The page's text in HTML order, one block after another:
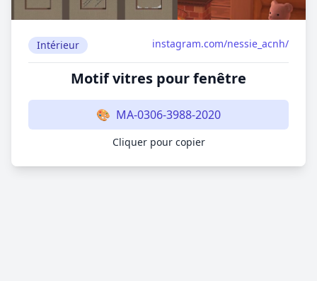
Intérieur instagram.com/nessie_acnh/
Motif vitres pour fenêtre
🎨 MA-0306-3988-2020
Cliquer pour copier